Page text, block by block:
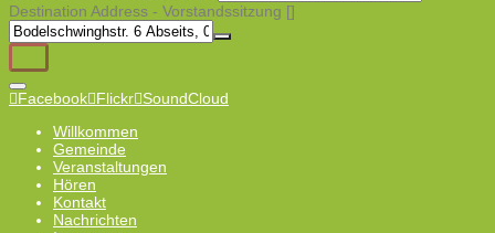
Destination Address - Vorstandssitzung []
Facebook Flickr SoundCloud
Willkommen
Gemeinde
Veranstaltungen
Hören
Kontakt
Nachrichten